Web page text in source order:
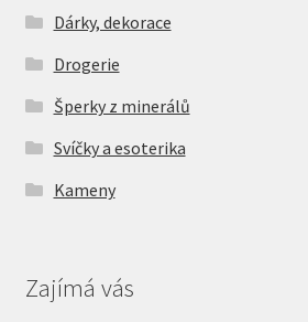
Dárky, dekorace
Drogerie
Šperky z minerálů
Svíčky a esoterika
Kameny
Zajímá vás